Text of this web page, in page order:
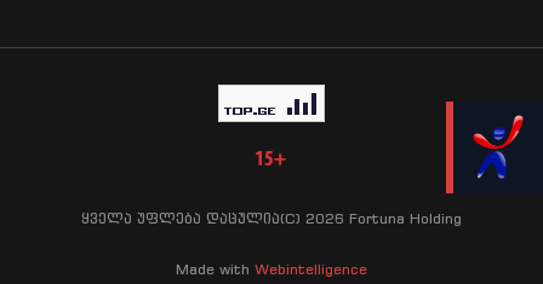
ყველა უფლება დაცულია(C) 2026 Fortuna Holding
Made with Webintelligence